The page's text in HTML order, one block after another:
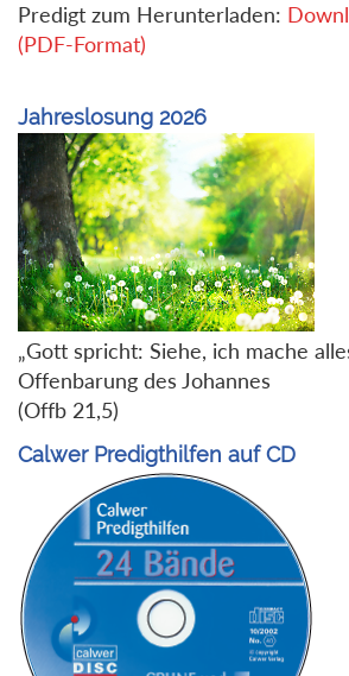
Predigt zum Herunterladen:
(PDF-Format)
Jahreslosung 2026
„Gott spricht: Siehe, ich mache
Offenbarung des Johannes
(Offb 21,5)
Calwer Predigthilfen auf CD